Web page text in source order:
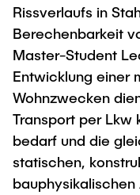
Rissverlaufs in
Berechenbarkeit
Master-Student
Entwicklung einer
Wohnzwecken
Transport per Lkw
bedarf und die
statischen,